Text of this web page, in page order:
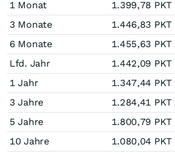
1 Monat 1.399,78 PKT
3 Monate
1.446,83 PKT
6 Monate
1.455,63 PKT
Lfd. Jahr
1.442,09 PKT
1 Jahr
1.347,44 PKT
3 Jahre
1.284,41 PKT
5 Jahre
1.800,79 PKT
10 Jahre
1.080,04 PKT